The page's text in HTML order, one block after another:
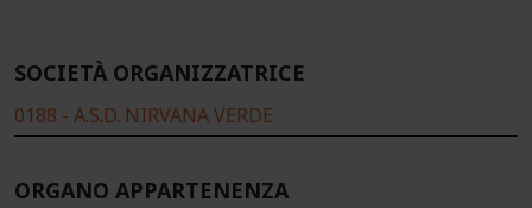
SOCIETÀ ORGANIZZATRICE
0188 - A.S.D. NIRVANA VERDE
ORGANO APPARTENENZA